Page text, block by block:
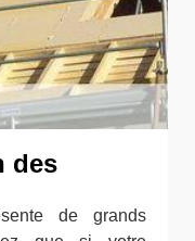
des
de grands